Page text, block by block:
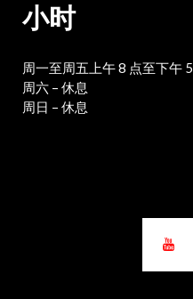
小时
周一至周五上午 8 点至下午
周六 – 休息
周日 – 休息